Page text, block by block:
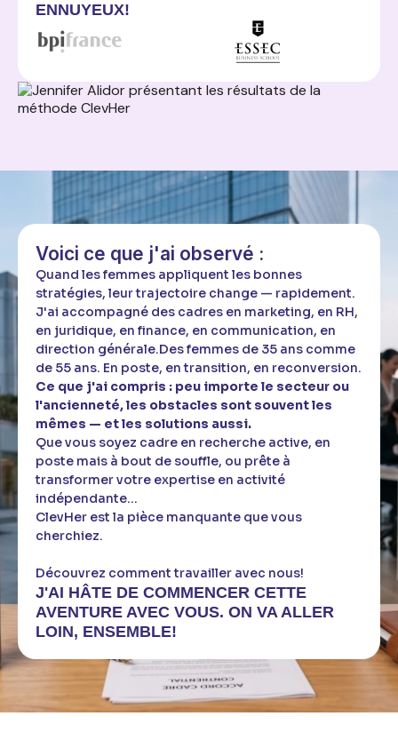
ENNUYEUX!
Voici ce que j'ai observé :
Quand les femmes appliquent les bonnes
stratégies, leur trajectoire change — rapidement.
J'ai accompagné des cadres en marketing, en RH,
en juridique, en finance, en communication, en
direction générale.Des femmes de 35 ans comme
de 55 ans. En poste, en transition, en reconversion.
Ce que j'ai compris : peu importe le secteur ou
l'ancienneté, les obstacles sont souvent les
mêmes — et les solutions aussi.
Que vous soyez cadre en recherche active, en
poste mais à bout de souffle, ou prête à
transformer votre expertise en activité
indépendante…
ClevHer est la pièce manquante que vous
cherchiez.
Découvrez comment travailler avec nous!
J'AI HÂTE DE COMMENCER CETTE
AVENTURE AVEC VOUS. ON VA ALLER
LOIN, ENSEMBLE!